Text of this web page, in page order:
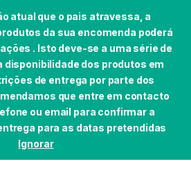
atual que o pais atravessa, a
da sua encomenda poderá
. Isto deve-se a uma série de
disponibilidade dos produtos em
de entrega por parte dos
que entre em contacto
ou email para confirmar a
para as datas pretendidas
Ignorar
8435568401372